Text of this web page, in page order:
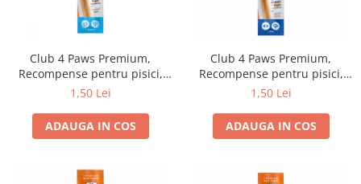
Club 4 Paws Premium,
Recompense pentru pisici,
stick cu somon si cod, 5g
1,50 Lei
ADAUGA IN COS
Club 4 Paws Premium,
Recompense pentru pisici,
stick cu pui si pastrav, 5g
1,50 Lei
ADAUGA IN COS